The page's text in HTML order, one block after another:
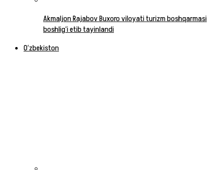
Akmaljon Rajabov Buxoro viloyati turizm boshqarmasi
boshlig‘i etib tayinlandi
O‘zbekiston